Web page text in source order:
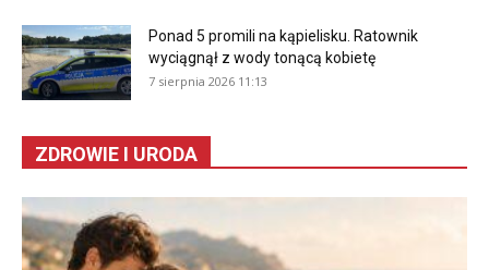
Ponad 5 promili na kąpielisku. Ratownik
wyciągnął z wody tonącą kobietę
7 sierpnia 2026 11:13
ZDROWIE I URODA